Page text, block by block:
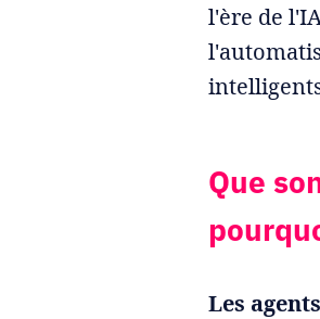
l'ère de
Que
Les